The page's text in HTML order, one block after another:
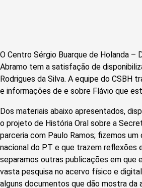
O Centro Sérgio Buarque de Holanda
Abramo tem a satisfação de
Rodrigues da Silva. A equipe do CSBH
e informações de e sobre Flávio que
Dos materiais abaixo apresentados,
o projeto de História Oral sobre a
parceria com Paulo Ramos; fizemos
nacional do PT e que trazem reflexões
separamos outras publicações em que
vasta pesquisa no acervo físico e
alguns documentos que dão mostra